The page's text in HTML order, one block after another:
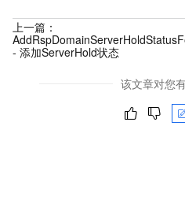
上一篇：
- 添加ServerHold状态
该文章对您